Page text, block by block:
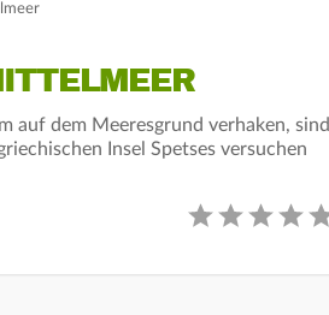
auf dem Meeresgrund verhaken, sind
Insel Spetses versuchen